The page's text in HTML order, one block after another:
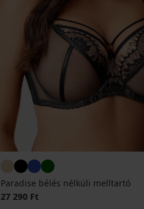
Paradise bélés nélküli melltartó
27 290 Ft